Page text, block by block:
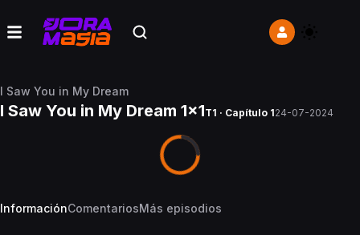
I Saw You in My Dream
I Saw You in My Dream 1x1T1 · Capítulo 124-07-2024
InformaciónComentariosMás episodios